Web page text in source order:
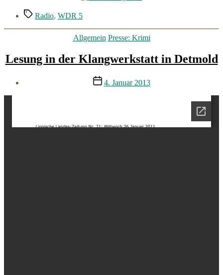
Schlagwörter
Radio, WDR 5
Kategorien
Allgemein Presse: Krimi
Lesung in der Klangwerkstatt in Detmold
Veröffentlichungsdatum
4. Januar 2013